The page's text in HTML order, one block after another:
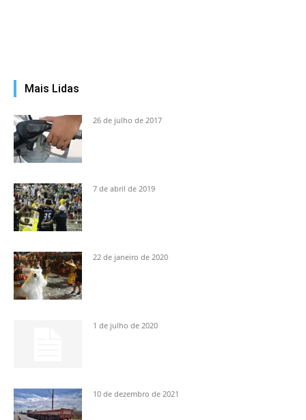
Mais Lidas
26 de julho de 2017
7 de abril de 2019
22 de janeiro de 2020
1 de julho de 2020
10 de dezembro de 2021